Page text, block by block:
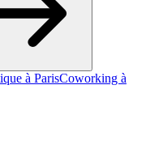
à ParisCoworking à